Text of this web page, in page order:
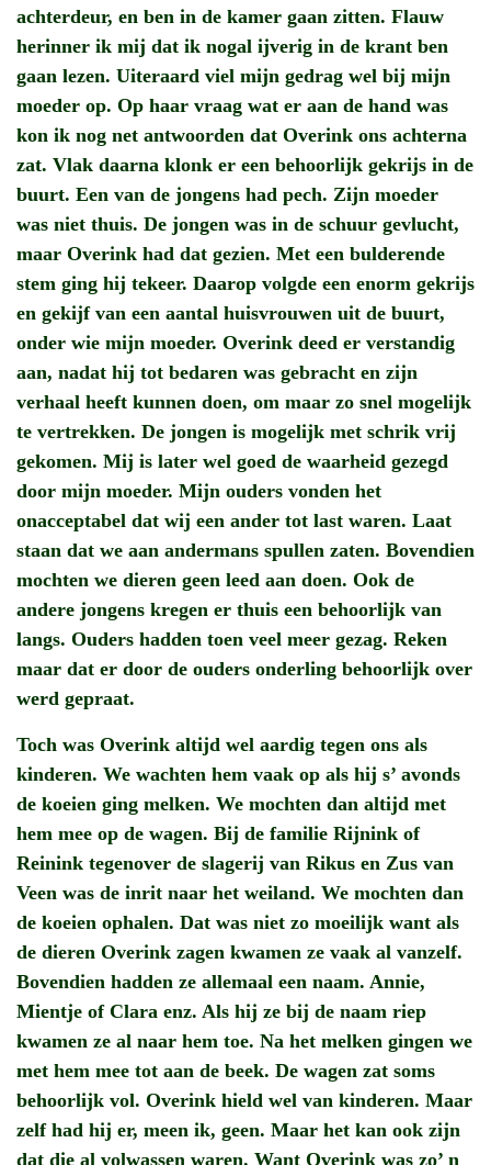
achterdeur, en ben in de kamer gaan zitten. Flauw
herinner ik mij dat ik nogal ijverig in de krant ben
gaan lezen. Uiteraard viel mijn gedrag wel bij mijn
moeder op. Op haar vraag wat er aan de hand was
kon ik nog net antwoorden dat Overink ons achterna
zat. Vlak daarna klonk er een behoorlijk gekrijs in de
buurt. Een van de jongens had pech. Zijn moeder
was niet thuis. De jongen was in de schuur gevlucht,
maar Overink had dat gezien. Met een bulderende
stem ging hij tekeer. Daarop volgde een enorm gekrijs
en gekijf van een aantal huisvrouwen uit de buurt,
onder wie mijn moeder. Overink deed er verstandig
aan, nadat hij tot bedaren was gebracht en zijn
verhaal heeft kunnen doen, om maar zo snel mogelijk
te vertrekken. De jongen is mogelijk met schrik vrij
gekomen. Mij is later wel goed de waarheid gezegd
door mijn moeder. Mijn ouders vonden het
onacceptabel dat wij een ander tot last waren. Laat
staan dat we aan andermans spullen zaten. Bovendien
mochten we dieren geen leed aan doen. Ook de
andere jongens kregen er thuis een behoorlijk van
langs. Ouders hadden toen veel meer gezag. Reken
maar dat er door de ouders onderling behoorlijk over
werd gepraat.
Toch was Overink altijd wel aardig tegen ons als
kinderen. We wachten hem vaak op als hij s’ avonds
de koeien ging melken. We mochten dan altijd met
hem mee op de wagen. Bij de familie Rijnink of
Reinink tegenover de slagerij van Rikus en Zus van
Veen was de inrit naar het weiland. We mochten dan
de koeien ophalen. Dat was niet zo moeilijk want als
de dieren Overink zagen kwamen ze vaak al vanzelf.
Bovendien hadden ze allemaal een naam. Annie,
Mientje of Clara enz. Als hij ze bij de naam riep
kwamen ze al naar hem toe. Na het melken gingen we
met hem mee tot aan de beek. De wagen zat soms
behoorlijk vol. Overink hield wel van kinderen. Maar
zelf had hij er, meen ik, geen. Maar het kan ook zijn
dat die al volwassen waren. Want Overink was zo’ n